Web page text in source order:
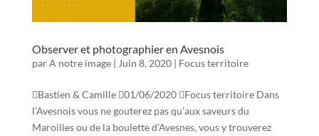
Observer et photographier en Avesnois
parA notre image| Juin 8, 2020| Focus territoire
Bastien & Camille 01/06/2020 Focus territoire Dans
l’Avesnois vous ne gouterez pas qu’aux saveurs du
Maroilles ou de la boulette d’Avesnes, vous y trouverez